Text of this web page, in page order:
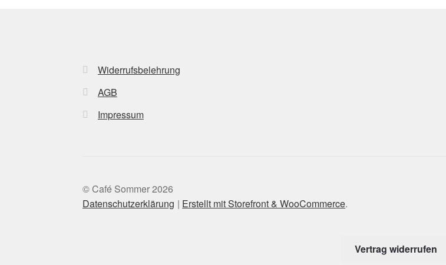
Widerrufsbelehrung
AGB
Impressum
© Café Sommer 2026
Datenschutzerklärung
Erstellt mit Storefront & WooCommerce.
Vertrag widerrufen